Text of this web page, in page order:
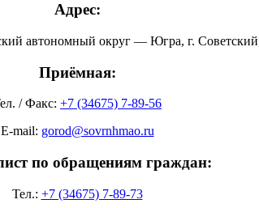
Адрес:
автономный округ — Югра, г.
Приёмная:
/ Факс: +7 (34675) 7-89-56
E-mail: gorod@sovrnhmao.ru
по обращениям граждан:
Тел.: +7 (34675) 7-89-73